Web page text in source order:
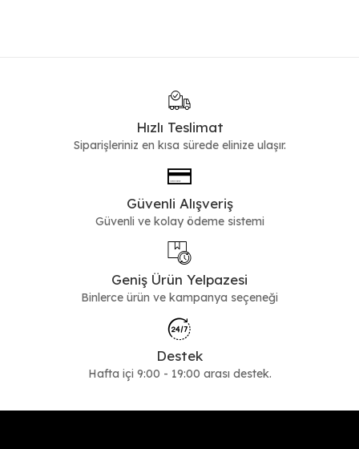
Hızlı Teslimat
Siparişleriniz en kısa sürede elinize ulaşır.
Güvenli Alışveriş
Güvenli ve kolay ödeme sistemi
Geniş Ürün Yelpazesi
Binlerce ürün ve kampanya seçeneği
Destek
Hafta içi 9:00 - 19:00 arası destek.